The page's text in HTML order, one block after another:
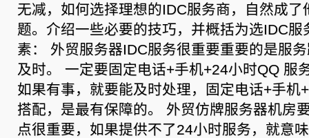
无减，如何选择理想的IDC服务商，自然成了
题。介绍一些必要的技巧，并概括为选IDC服
素： 外贸服务器IDC服务很重要重要的是服
及时。 一定要固定电话+手机+24小时QQ 服
如果有事，就要能及时处理，固定电话+手机
搭配，是最有保障的。 外贸仿牌服务器机房
点很重要，如果提供不了24小时服务，就意